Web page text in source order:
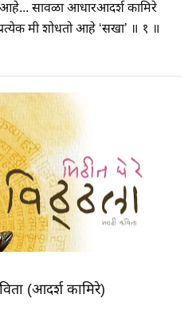
आहे... सावळा आधारआदर्श कामिरे
प्रत्येक मी शोधतो आहे ‘सखा’ ॥ १ ॥
(आदर्श कामिरे)